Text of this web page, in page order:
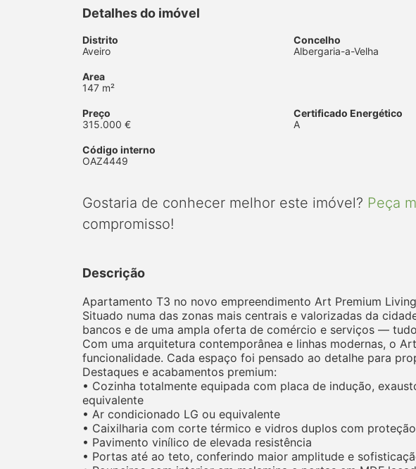
Detalhes do imóvel
Distrito
Aveiro
Concelho
Albergaria-a-Velha
Area
147 m²
Preço
315.000 €
Certificado Energético
A
Código interno
OAZ4449
Gostaria de conhecer melhor este imóvel? Peça
compromisso!
Descrição
Apartamento T3 no novo empreendimento Art Premium
Situado numa das zonas mais centrais e valorizadas da
bancos e de uma ampla oferta de comércio e serviços —
Com uma arquitetura contemporânea e linhas modernas, o
funcionalidade. Cada espaço foi pensado ao detalhe para
Destaques e acabamentos premium:
• Cozinha totalmente equipada com placa de indução,
equivalente
• Ar condicionado LG ou equivalente
• Caixilharia com corte térmico e vidros duplos com
• Pavimento vinílico de elevada resistência
• Portas até ao teto, conferindo maior amplitude e